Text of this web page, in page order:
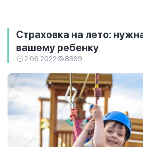
Страховка на лето:
вашему ребенку
2.06.2022 8369